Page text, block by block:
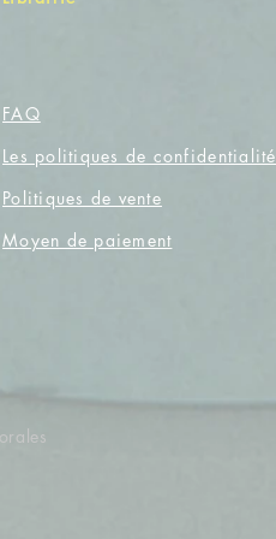
FAQ
Les politiques de confidentialité
Politiques de vente
Moyen de paiement